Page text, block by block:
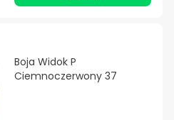
Boja Widok P
Ciemnoczerwony 37